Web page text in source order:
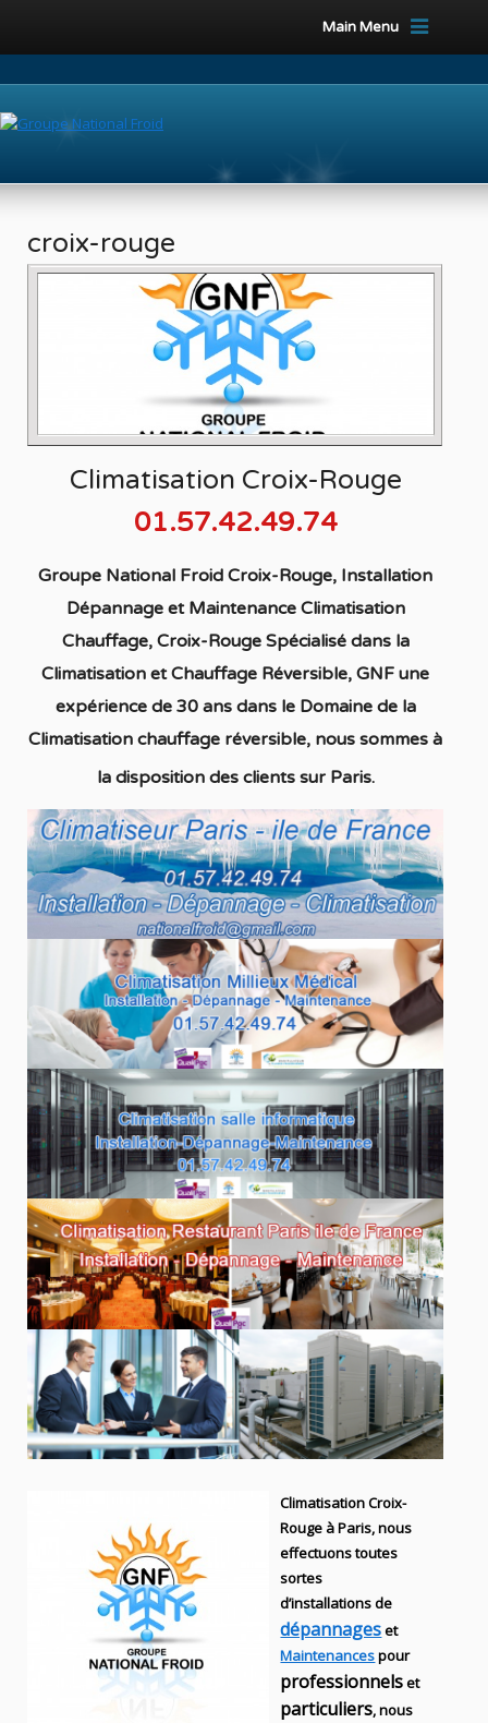
Main Menu
croix-rouge
Climatisation Croix-Rouge
01.57.42.49.74
Groupe National Froid Croix-Rouge, Installation
Dépannage et Maintenance Climatisation
Chauffage, Croix-RougeSpécialisédans la
Climatisation et Chauffage Réversible, GNF une
expérience de 30 ans dans le Domaine de la
Climatisation chauffage réversible, nous sommes à
la disposition des clients sur Paris.
Climatisation Croix-
Rouge à Paris, nous
effectuons toutes
sortes
d’installationsde
dépannageset
Maintenancespour
professionnelset
particuliers, nous